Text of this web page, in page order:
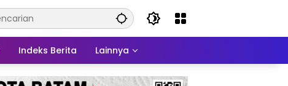
Indeks Berita Lainnya